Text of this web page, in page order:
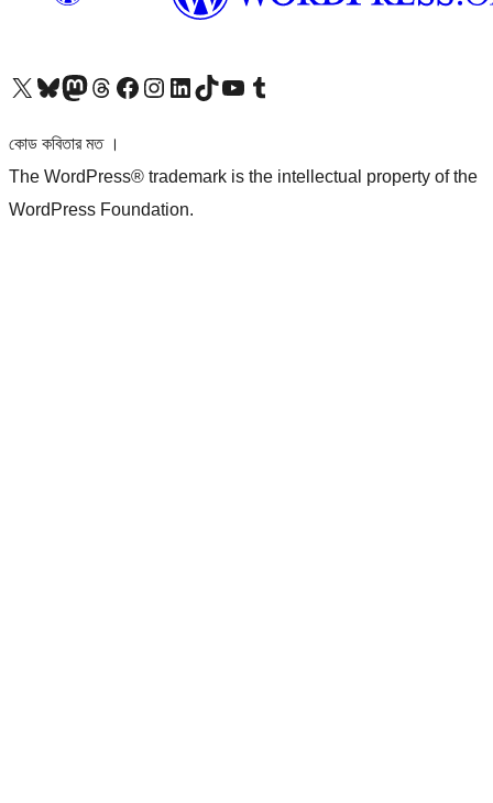
আমাদের X (আগের টুইটার) অ্যাকাউন্টে যানআমাদের Bluesky অ্যাকাউন্টটি দেখুনআমাদের মাস্টোডন অ্যাকাউন্টটি দেখুনআমাদের থ্রেডস অ্যাকাউন্টটি দেখুনআমাদের ফেসবুক পেজ দেখুনআমাদের ইন্সটাগ্রাম অ্যাকাউন্ট দেখুনআমাদের লিঙ্কডইন অ্যাকাউন্টে যানআমাদের TikTok অ্যাকাউন্টটি দেখুনআমাদের ইউটিউব চ্যানেলে যান আমাদের টাম্বলার অ্যাকাউন্ট দেখুন
কোড কবিতার মত ।
The WordPress® trademark is the intellectual property of the
WordPress Foundation.